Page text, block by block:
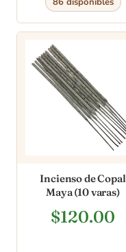
Incienso de Copal
Maya (10 varas)
$120.00